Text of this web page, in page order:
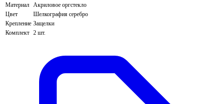
Материал Акриловое оргстекло
Цвет
Шелкография серебро
Крепление Защелки
Комплект 2 шт.